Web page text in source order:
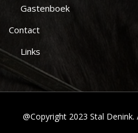
Gastenboek
Contact
Links
@Copyright 2023 Stal